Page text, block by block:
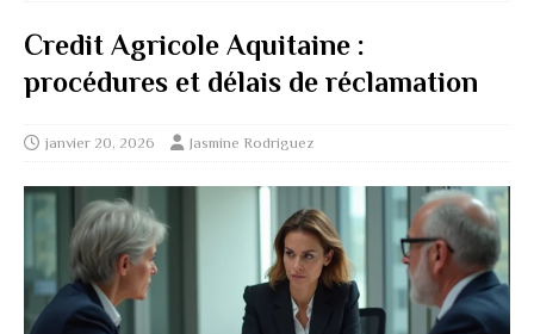
Credit Agricole Aquitaine :
procédures et délais de réclamation
janvier 20, 2026 Jasmine Rodriguez